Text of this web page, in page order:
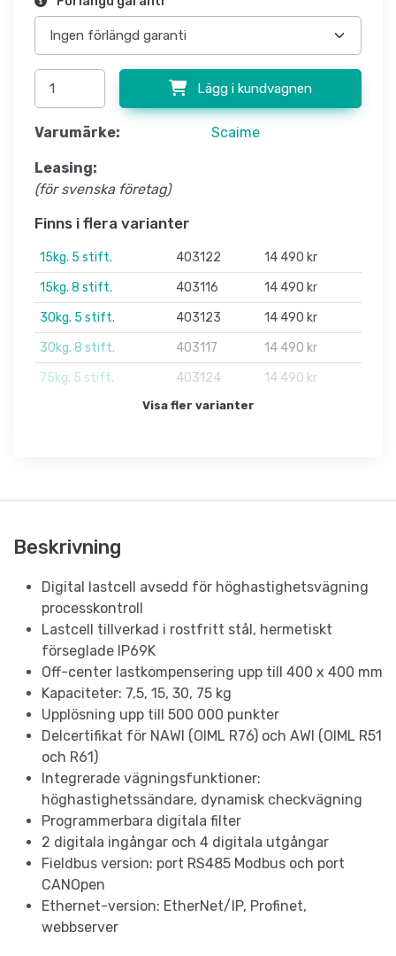
Lägg i kundvagnen
Varumärke: Scaime
Leasing:
(för svenska företag)
Finns i flera varianter
15kg. 5 stift. 403122
14 490 kr
15kg. 8 stift.
403116
14 490 kr
30kg. 5 stift.
403123
14 490 kr
30kg. 8 stift.
403117
14 490 kr
75kg. 5 stift.
403124 14 490 kr
Visa fler varianter
Beskrivning
Digital lastcell avsedd för höghastighetsvägning
processkontroll
Lastcell tillverkad i rostfritt stål, hermetiskt
förseglade IP69K
Off-center lastkompensering upp till 400 x 400 mm
Kapaciteter: 7,5, 15, 30, 75 kg
Upplösning upp till 500 000 punkter
Delcertifikat för NAWI (OIML R76) och AWI (OIML R51
och R61)
Integrerade vägningsfunktioner:
höghastighetssändare, dynamisk checkvägning
Programmerbara digitala filter
2 digitala ingångar och 4 digitala utgångar
Fieldbus version: port RS485 Modbus och port
CANOpen
Ethernet-version: EtherNet/IP, Profinet,
webbserver